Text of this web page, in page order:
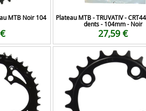
MTB Noir 104
Plateau MTB - TRUVATIV -
dents - 104mm - Noir
27,59 €